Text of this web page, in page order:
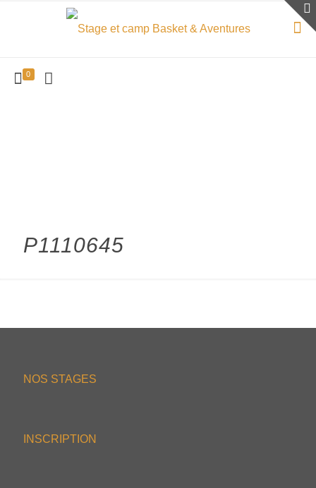
0
P1110645
NOS STAGES
INSCRIPTION